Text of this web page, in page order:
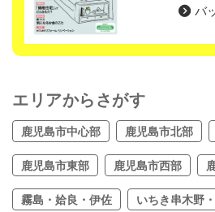
バ
エリアからさがす
鹿児島市中心部 鹿児島市北部
鹿児島市東部 鹿児島市西部
霧島・姶良・伊佐 いちき串木野